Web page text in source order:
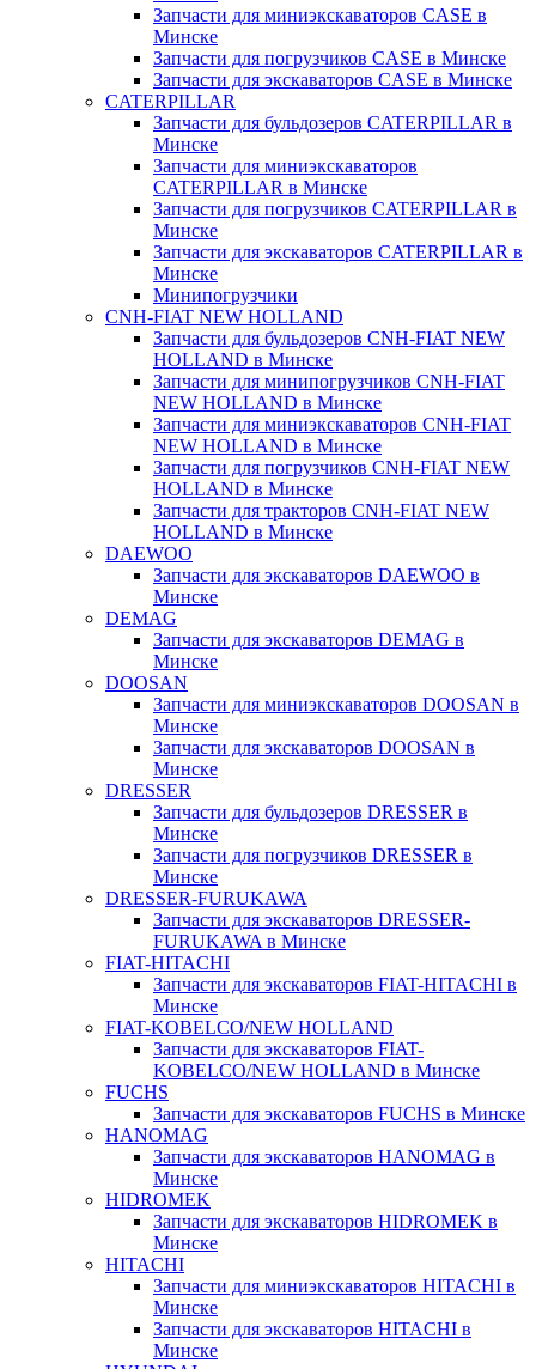
Запчасти для миниэкскаваторов CASE в
Минске
Запчасти для погрузчиков CASE в Минске
Запчасти для экскаваторов CASE в Минске
CATERPILLAR
Запчасти для бульдозеров CATERPILLAR в
Минске
Запчасти для миниэкскаваторов
CATERPILLAR в Минске
Запчасти для погрузчиков CATERPILLAR в
Минске
Запчасти для экскаваторов CATERPILLAR в
Минскe
Минипогрузчики
CNH-FIAT NEW HOLLAND
Запчасти для бульдозеров CNH-FIAT NEW
HOLLAND в Минске
Запчасти для минипогрузчиков CNH-FIAT
NEW HOLLAND в Минске
Запчасти для миниэкскаваторов CNH-FIAT
NEW HOLLAND в Минске
Запчасти для погрузчиков CNH-FIAT NEW
HOLLAND в Минске
Запчасти для тракторов CNH-FIAT NEW
HOLLAND в Минске
DAEWOO
Запчасти для экскаваторов DAEWOO в
Минске
DEMAG
Запчасти для экскаваторов DEMAG в
Минске
DOOSAN
Запчасти для миниэкскаваторов DOOSAN в
Минске
Запчасти для экскаваторов DOOSAN в
Минске
DRESSER
Запчасти для бульдозеров DRESSER в
Минске
Запчасти для погрузчиков DRESSER в
Минске
DRESSER-FURUKAWA
Запчасти для экскаваторов DRESSER-
FURUKAWA в Минске
FIAT-HITACHI
Запчасти для экскаваторов FIAT-HITACHI в
Минске
FIAT-KOBELCO/NEW HOLLAND
Запчасти для экскаваторов FIAT-
KOBELCO/NEW HOLLAND в Минске
FUCHS
Запчасти для экскаваторов FUCHS в Минске
HANOMAG
Запчасти для экскаваторов HANOMAG в
Минске
HIDROMEK
Запчасти для экскаваторов HIDROMEK в
Минске
HITACHI
Запчасти для миниэкскаваторов HITACHI в
Минске
Запчасти для экскаваторов HITACHI в
Минске